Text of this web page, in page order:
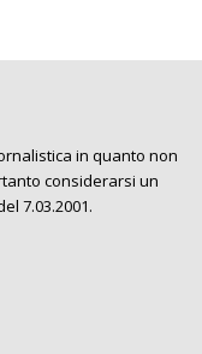
in quanto non
considerarsi un
7.03.2001.